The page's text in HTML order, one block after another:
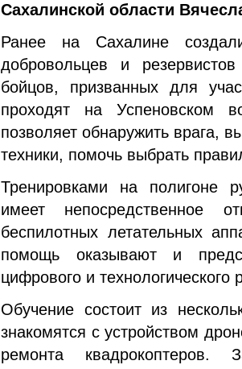
Сахалинской области
Ранее на Сахалине
добровольцев и
бойцов, призванных для
проходят на Успеновском
позволяет обнаружить врага,
техники, помочь выбрать
Тренировками на полигоне
имеет непосредственное
беспилотных летательных
помощь оказывают и
цифрового и технологического
Обучение состоит из
знакомятся с устройством
ремонта квадрокоптеров.